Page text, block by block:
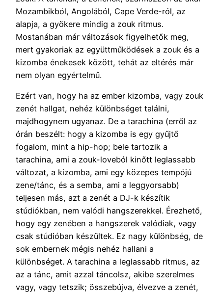
Mozambikból, Angolából, Cape Verde-ról, az
alapja, a gyökere mindig a zouk ritmus.
Mostanában már változások figyelhetők meg,
mert gyakoriak az együttműködések a zouk és a
kizomba énekesek között, tehát az eltérés már
nem olyan egyértelmű.
Ezért van, hogy ha az ember kizomba, vagy zouk
zenét hallgat, nehéz különbséget találni,
majdhogynem ugyanaz. De a tarachina (erről az
órán beszélt: hogy a kizomba is egy gyűjtő
fogalom, mint a hip-hop; bele tartozik a
tarachina, ami a zouk-loveból kinőtt leglassabb
változat, a kizomba, ami egy közepes tempójú
zene/tánc, és a semba, ami a leggyorsabb)
teljesen más, azt a zenét a DJ-k készítik
stúdiókban, nem valódi hangszerekkel. Érezhető,
hogy egy zenében a hangszerek valódiak, vagy
csak stúdióban készültek. Ez nagy különbség, de
sok embernek mégis nehéz hallani a
különbséget. A tarachina a leglassabb ritmus, az
az a tánc, amit azzal táncolsz, akibe szerelmes
vagy, vagy tetszik; összebújva, élvezve a zenét,